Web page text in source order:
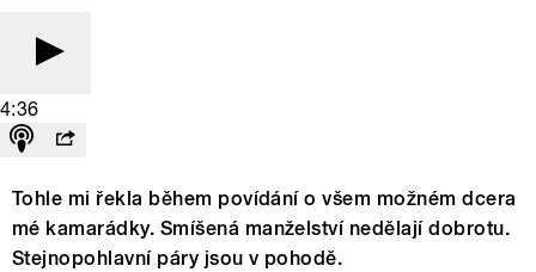
4:36
Tohle mi řekla během povídání o všem možném dcera
mé kamarádky. Smíšená manželství nedělají dobrotu.
Stejnopohlavní páry jsou v pohodě.